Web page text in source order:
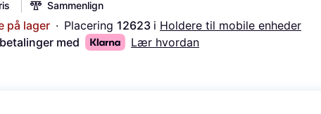
Sammenlign
på lager · Placering 12623 i Holdere til mobile enheder
med
Lær hvordan